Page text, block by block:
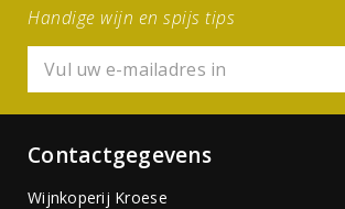
Handige wijn en spijs tips
Contactgegevens
Wijnkoperij Kroese